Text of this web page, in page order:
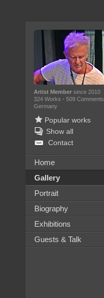
Artist Membersince 2010
324 Works · 509 Comments
Germany
Popular works
Show all
Contact
Home
Gallery
Portrait
Biography
Exhibitions
Guests & Talk